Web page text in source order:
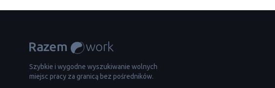
Szybkie i wygodne wyszukiwanie wolnych
miejsc pracy za granicą bez pośredników.